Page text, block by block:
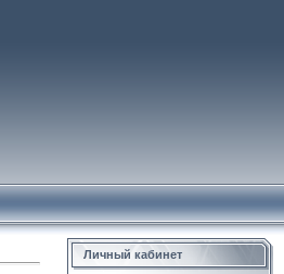
Личный кабинет